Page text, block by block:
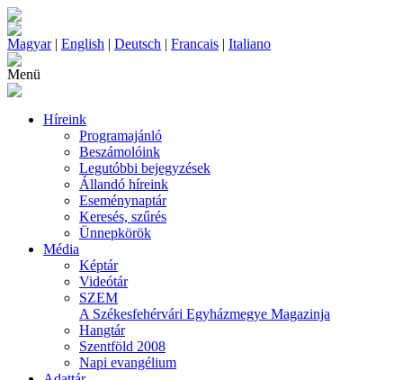
Magyar| English | Deutsch | Francais | Italiano
Menü
Híreink
Programajánló
Beszámolóink
Legutóbbi bejegyzések
Állandó híreink
Eseménynaptár
Keresés, szűrés
Ünnepkörök
Média
Képtár
Videótár
SZEM
A Székesfehérvári Egyházmegye Magazinja
Hangtár
Szentföld 2008
Napi evangélium